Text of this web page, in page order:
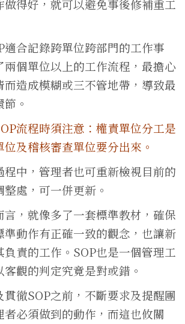
得好，就可以避免事後修補重工
適合記錄跨單位跨部門的工作事
兩個單位以上的工作流程，最擔心
而造成模糊或三不管地帶，導致最
。
流程時須注意：權責單位分工是
及稽核審查單位要分出來。
程中，管理者也可重新檢視目前的
處，可一併更新。
言，就像多了一套標準教材，確保
準動作有正確一致的觀念，也讓新
負責的工作。SOP也是一個管理工
觀的判定究竟是對或錯。
徹SOP之前，不斷要求及提醒團
者必須做到的動作，而這也攸關